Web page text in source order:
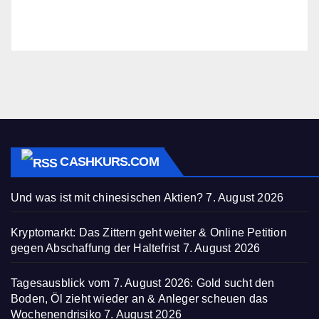
CASHKURS.COM
Und was ist mit chinesischen Aktien? 7. August 2026
Kryptomarkt: Das Zittern geht weiter & Online Petition
gegen Abschaffung der Haltefrist 7. August 2026
Tagesausblick vom 7. August 2026: Gold sucht den
Boden, Öl zieht wieder an & Anleger scheuen das
Wochenendrisiko 7. August 2026